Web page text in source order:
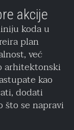
akcije
koda u
plan
već
arhitektonski
kao
dodati
što se napravi